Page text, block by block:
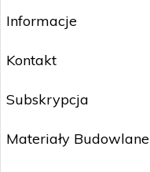
Informacje
Kontakt
Subskrypcja
Materiały